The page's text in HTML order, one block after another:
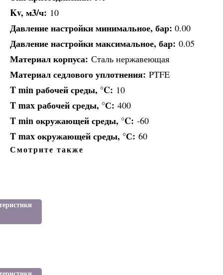
Kv, м3/ч: 10
Давление настройки минимальное, бар: 0.00
Давление настройки максимальное, бар: 0.05
Материал корпуса: Сталь нержавеющая
Материал седлового уплотнения: PTFE
T min рабочей среды, °C: 10
T max рабочей среды, °С: 400
T min окружающей среды, °C: -60
T max окружающей среды, °С: 60
Смотрите также